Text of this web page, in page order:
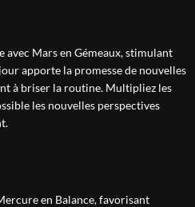
Mars en Gémeaux, stimulant
apporte la promesse de nouvelles
à briser la routine. Multipliez les
les nouvelles perspectives
en Balance, favorisant